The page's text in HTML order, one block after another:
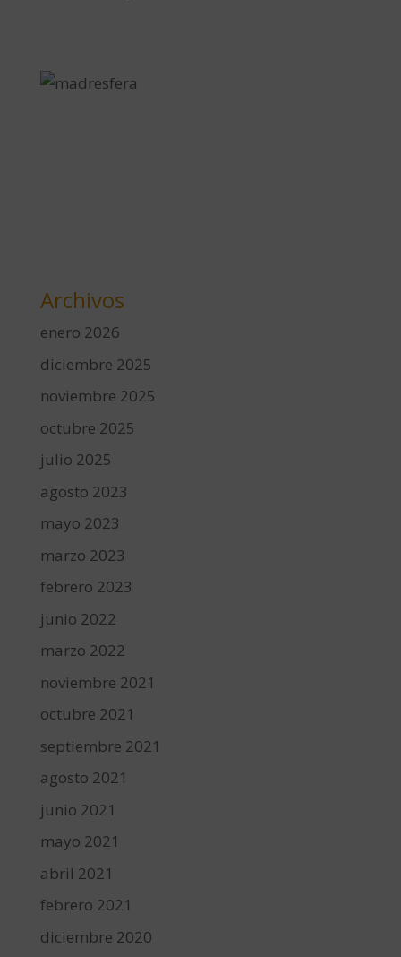
Archivos
enero 2026
diciembre 2025
noviembre 2025
octubre 2025
julio 2025
agosto 2023
mayo 2023
marzo 2023
febrero 2023
junio 2022
marzo 2022
noviembre 2021
octubre 2021
septiembre 2021
agosto 2021
junio 2021
mayo 2021
abril 2021
febrero 2021
diciembre 2020